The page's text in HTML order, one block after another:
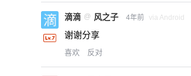
滴滴 @ 风之子 4年前 via Android
谢谢分享
喜欢 反对